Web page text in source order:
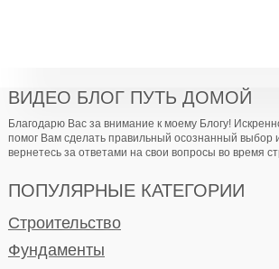
ВИДЕО БЛОГ ПУТЬ ДОМОЙ
Благодарю Вас за внимание к моему Блогу!
помог Вам сделать правильный осознанный выбор
вернетесь за ответами на свои вопросы во время
ПОПУЛЯРНЫЕ КАТЕГОРИИ
Строительство
Фундаменты